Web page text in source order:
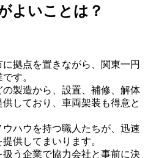
よいことは？
拠点を置きながら、関東一円
す。
製造から、設置、補修、解体
しており、車両架装も得意と
ハウを持つ職人たちが、迅速
供してまいります。
う企業で協力会社と事前に決